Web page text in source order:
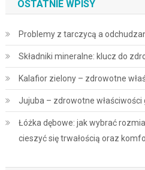
OSTATNIE WPISY
Problemy z tarczycą a
Składniki mineralne: klucz do
Kalafior zielony – zdrowotne
Jujuba – zdrowotne właściwości
Łóżka dębowe: jak wybrać
cieszyć się trwałością oraz